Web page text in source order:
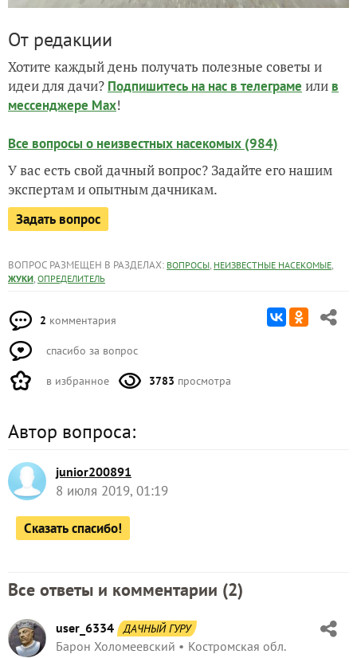
От редакции
Хотите каждый день получать полезные советы и
идеи для дачи? Подпишитесь на нас в телеграме или в
мессенджере Max!
Все вопросы о неизвестных насекомых (984)
У вас есть свой дачный вопрос? Задайте его нашим
экспертам и опытным дачникам.
Задать вопрос
ВОПРОС РАЗМЕЩЕН В РАЗДЕЛАХ: ВОПРОСЫ, НЕИЗВЕСТНЫЕ НАСЕКОМЫЕ,
ЖУКИ, ОПРЕДЕЛИТЕЛЬ
2 комментария
спасибо за вопрос
в избранное 3783 просмотра
Автор вопроса:
junior200891
8 июля 2019, 01:19
Сказать спасибо!
Все ответы и комментарии (2)
user_6334 ДАЧНЫЙ ГУРУ
Барон Холомеевский
Костромская обл.